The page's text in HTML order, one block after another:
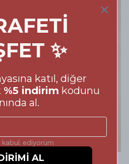
✨
katıl, diğer
%5 indirim kodunu
al.
kabul ediyorum
AL